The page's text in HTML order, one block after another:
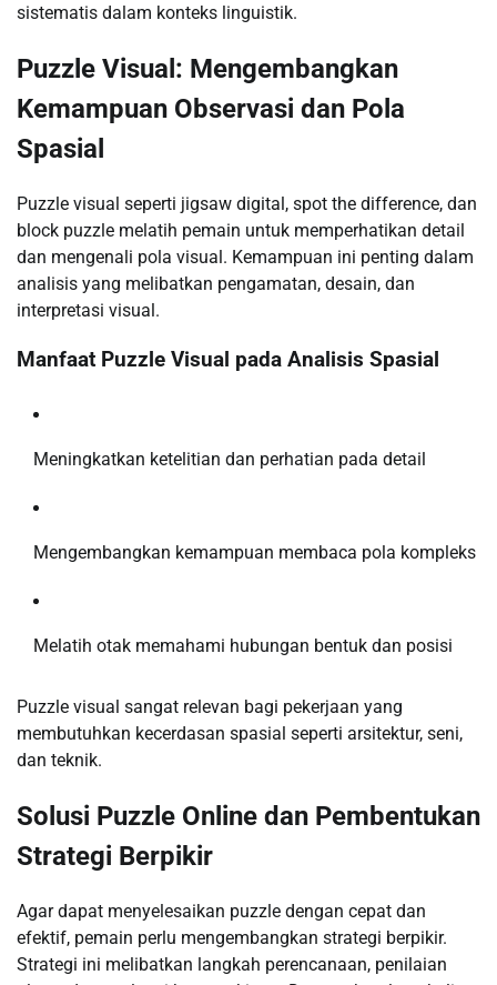
sistematis dalam konteks linguistik.
Puzzle Visual: Mengembangkan
Kemampuan Observasi dan Pola
Spasial
Puzzle visual seperti jigsaw digital, spot the difference, dan
block puzzle melatih pemain untuk memperhatikan detail
dan mengenali pola visual. Kemampuan ini penting dalam
analisis yang melibatkan pengamatan, desain, dan
interpretasi visual.
Manfaat Puzzle Visual pada Analisis Spasial
Meningkatkan ketelitian dan perhatian pada detail
Mengembangkan kemampuan membaca pola kompleks
Melatih otak memahami hubungan bentuk dan posisi
Puzzle visual sangat relevan bagi pekerjaan yang
membutuhkan kecerdasan spasial seperti arsitektur, seni,
dan teknik.
Solusi Puzzle Online dan Pembentukan
Strategi Berpikir
Agar dapat menyelesaikan puzzle dengan cepat dan
efektif, pemain perlu mengembangkan strategi berpikir.
Strategi ini melibatkan langkah perencanaan, penilaian